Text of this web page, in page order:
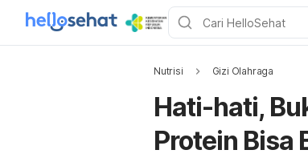
Nutrisi Gizi Olahraga
Hati-hati,
Protein Bisa